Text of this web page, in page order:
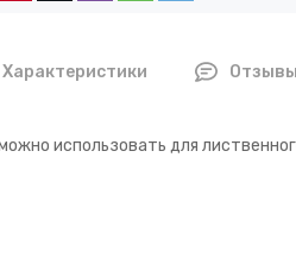
Характеристики Отзывы
использовать для